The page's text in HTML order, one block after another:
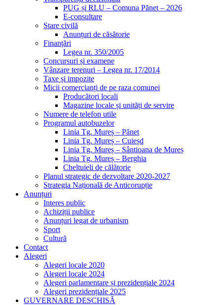
PUG și RLU – Comuna Pănet – 2026
E-consultare
Stare civilă
Anunțuri de căsătorie
Finanțări
Legea nr. 350/2005
Concursuri și examene
Vânzare terenuri – Legea nr. 17/2014
Taxe și impozite
Micii comercianți de pe raza comunei
Producători locali
Magazine locale și unități de servire
Numere de telefon utile
Programul autobuzelor
Linia Tg. Mureș – Pănet
Linia Tg. Mureș – Cuieșd
Linia Tg. Mureș – Sântioana de Mureș
Linia Tg. Mureș – Berghia
Cheltuieli de călătorie
Planul strategic de dezvoltare 2020-2027
Strategia Națională de Anticorupție
Anunțuri
Interes public
Achiziții publice
Anunțuri legat de urbanism
Sport
Cultură
Contact
Alegeri
Alegeri locale 2020
Alegeri locale 2024
Alegeri parlamentare și prezidențiale 2024
Alegeri prezidențiale 2025
GUVERNARE DESCHISĂ